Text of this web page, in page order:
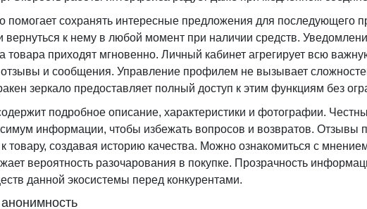
помогает сохранять интересные предложения для последующего
вернуться к нему в любой момент при наличии средств.
товара приходят мгновенно. Личный кабинет агрегирует всю
отзывы и сообщения. Управление профилем не вызывает
зеркало предоставляет полный доступ к этим функциям без
подробное описание, характеристики и фотографии.
информации, чтобы избежать вопросов и возвратов. Отзывы
товару, создавая историю качества. Можно ознакомиться с
вероятность разочарования в покупке. Прозрачность
данной экосистемы перед конкурентами.